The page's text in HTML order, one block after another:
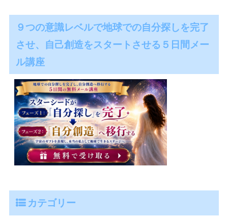
９つの意識レベルで地球での自分探しを完了
させ、自己創造をスタートさせる５日間メー
ル講座
カテゴリー